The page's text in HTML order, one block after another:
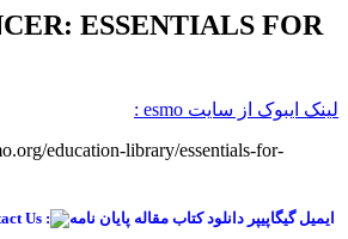
ESSENTIALS FOR
لینک ایبوک از سایت esmo :
education-library/essentials-for-
Us :